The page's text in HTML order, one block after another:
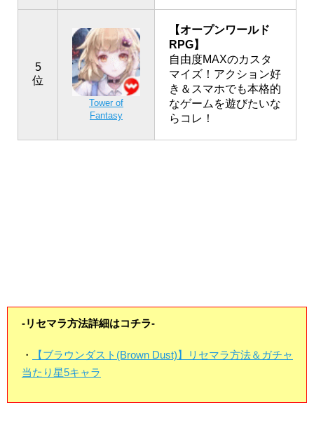
5
位
Tower of
Fantasy
【オープンワールド
RPG】
自由度MAXのカスタ
マイズ！アクション好
き＆スマホでも本格的
なゲームを遊びたいな
らコレ！
-リセマラ方法詳細はコチラ-
・
【ブラウンダスト(Brown Dust)】リセマラ方法＆ガチャ
当たり星5キャラ